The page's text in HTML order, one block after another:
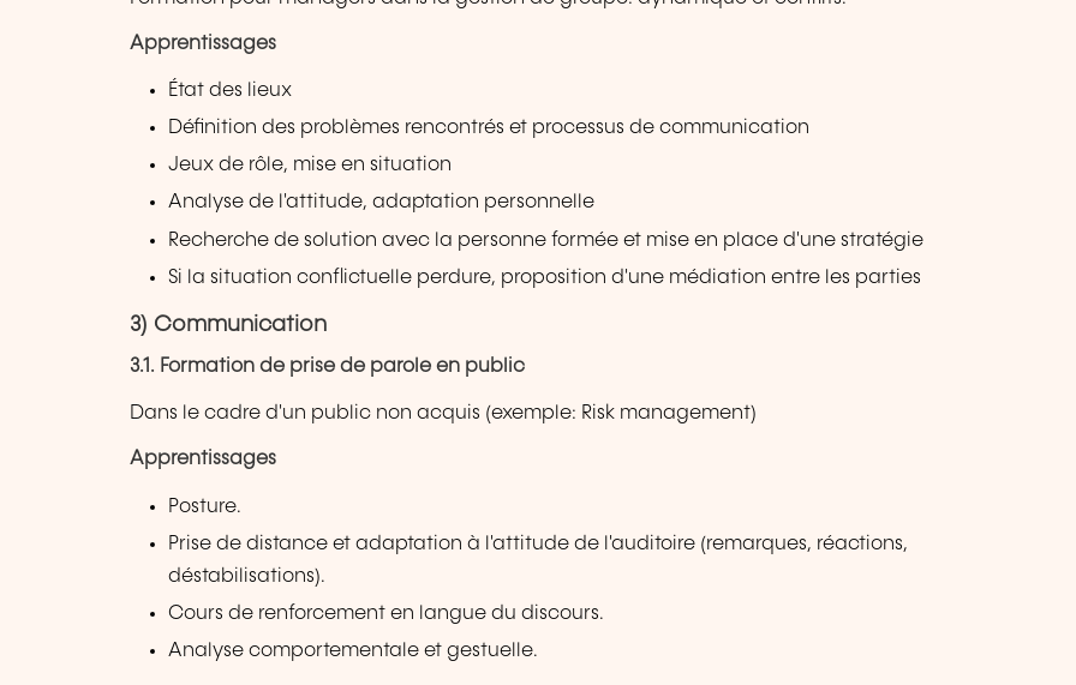
Apprentissages
État des lieux
Définition des problèmes rencontrés et processus de communication
Jeux de rôle, mise en situation
Analyse de l'attitude, adaptation personnelle
Recherche de solution avec la personne formée et mise en place d'une stratégie
Si la situation conflictuelle perdure, proposition d'une médiation entre les parties
3) Communication
3.1. Formation de prise de parole en public
Dans le cadre d'un public non acquis (exemple: Risk management)
Apprentissages
Posture.
Prise de distance et adaptation à l'attitude de l'auditoire (remarques, réactions,
déstabilisations).
Cours de renforcement en langue du discours.
Analyse comportementale et gestuelle.